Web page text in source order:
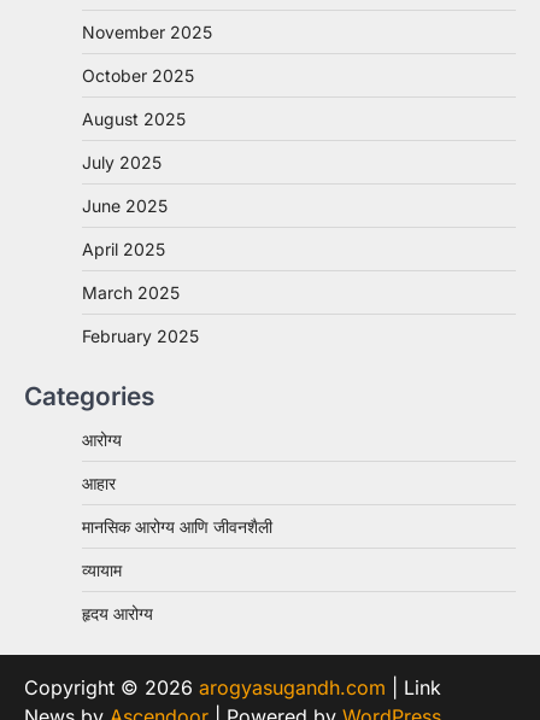
November 2025
October 2025
August 2025
July 2025
June 2025
April 2025
March 2025
February 2025
Categories
आरोग्य
आहार
मानसिक आरोग्य आणि जीवनशैली
व्यायाम
हृदय आरोग्य
Copyright © 2026 arogyasugandh.com | Link